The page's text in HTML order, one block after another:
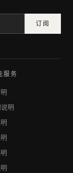
订阅
服务
明